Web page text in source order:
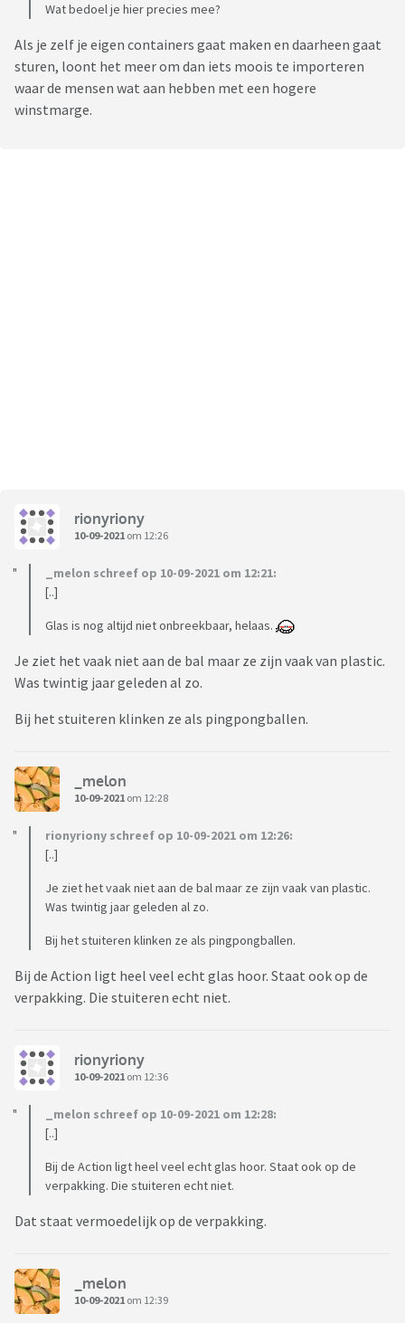
Wat bedoel je hier precies mee?
Als je zelf je eigen containers gaat maken en daarheen gaat
sturen, loont het meer om dan iets moois te importeren
waar de mensen wat aan hebben met een hogere
winstmarge.
rionyriony
10-09-2021 om 12:26
_melon schreef op 10-09-2021 om 12:21:
[..]
Glas is nog altijd niet onbreekbaar, helaas.
Je ziet het vaak niet aan de bal maar ze zijn vaak van plastic.
Was twintig jaar geleden al zo.
Bij het stuiteren klinken ze als pingpongballen.
_melon
10-09-2021 om 12:28
rionyriony schreef op 10-09-2021 om 12:26:
[..]
Je ziet het vaak niet aan de bal maar ze zijn vaak van plastic.
Was twintig jaar geleden al zo.
Bij het stuiteren klinken ze als pingpongballen.
Bij de Action ligt heel veel echt glas hoor. Staat ook op de
verpakking. Die stuiteren echt niet.
rionyriony
10-09-2021 om 12:36
_melon schreef op 10-09-2021 om 12:28:
[..]
Bij de Action ligt heel veel echt glas hoor. Staat ook op de
verpakking. Die stuiteren echt niet.
Dat staat vermoedelijk op de verpakking.
_melon
10-09-2021 om 12:39